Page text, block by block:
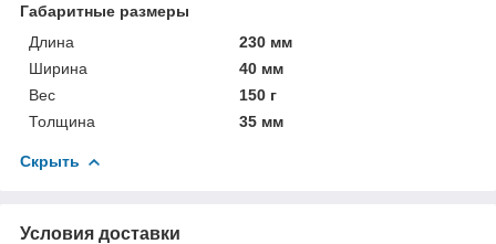
Габаритные размеры
Длина
230 мм
Ширина
40 мм
Вес
150 г
Толщина
35 мм
Скрыть
Условия доставки